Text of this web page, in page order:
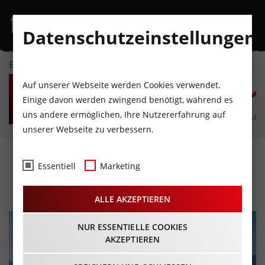
EVENTKALENDER
DO
6
AUGUST
FR
7
AUGUST
SA
8
AUGUST
SO
9
AUGUST
MO
10
AUGUST
Musikanten Ahoi!
25.07.2026 - Beginn 17:00 Uhr
Datenschutzeinstellungen
Auf unserer Webseite werden Cookies verwendet.
Einige davon werden zwingend benötigt, während es
uns andere ermöglichen, Ihre Nutzererfahrung auf
unserer Webseite zu verbessern.
Essentiell Marketing
ALLE AKZEPTIEREN
NUR ESSENTIELLE COOKIES
AKZEPTIEREN